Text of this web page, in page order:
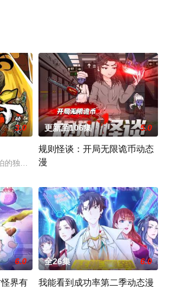
狂升级，争取变强。有人选择了高贵的法爷，
的他，意外获得破防系统。只要让鬼破防就
3.0
的独子，一个京城恶少，十足的人渣败类，败家
更新至106集 5.0
规则怪谈：开局无限诡币动态
漫
规则怪谈降临全球，惊悚副本开启，
6.0
界有
全26集 6.0
我能看到成功率第二季动态漫